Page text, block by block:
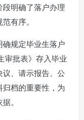
明确了落户办理
有序。
规定毕业生落户
审批表》存入毕业
、请示报告、公
档的重要性，为
。